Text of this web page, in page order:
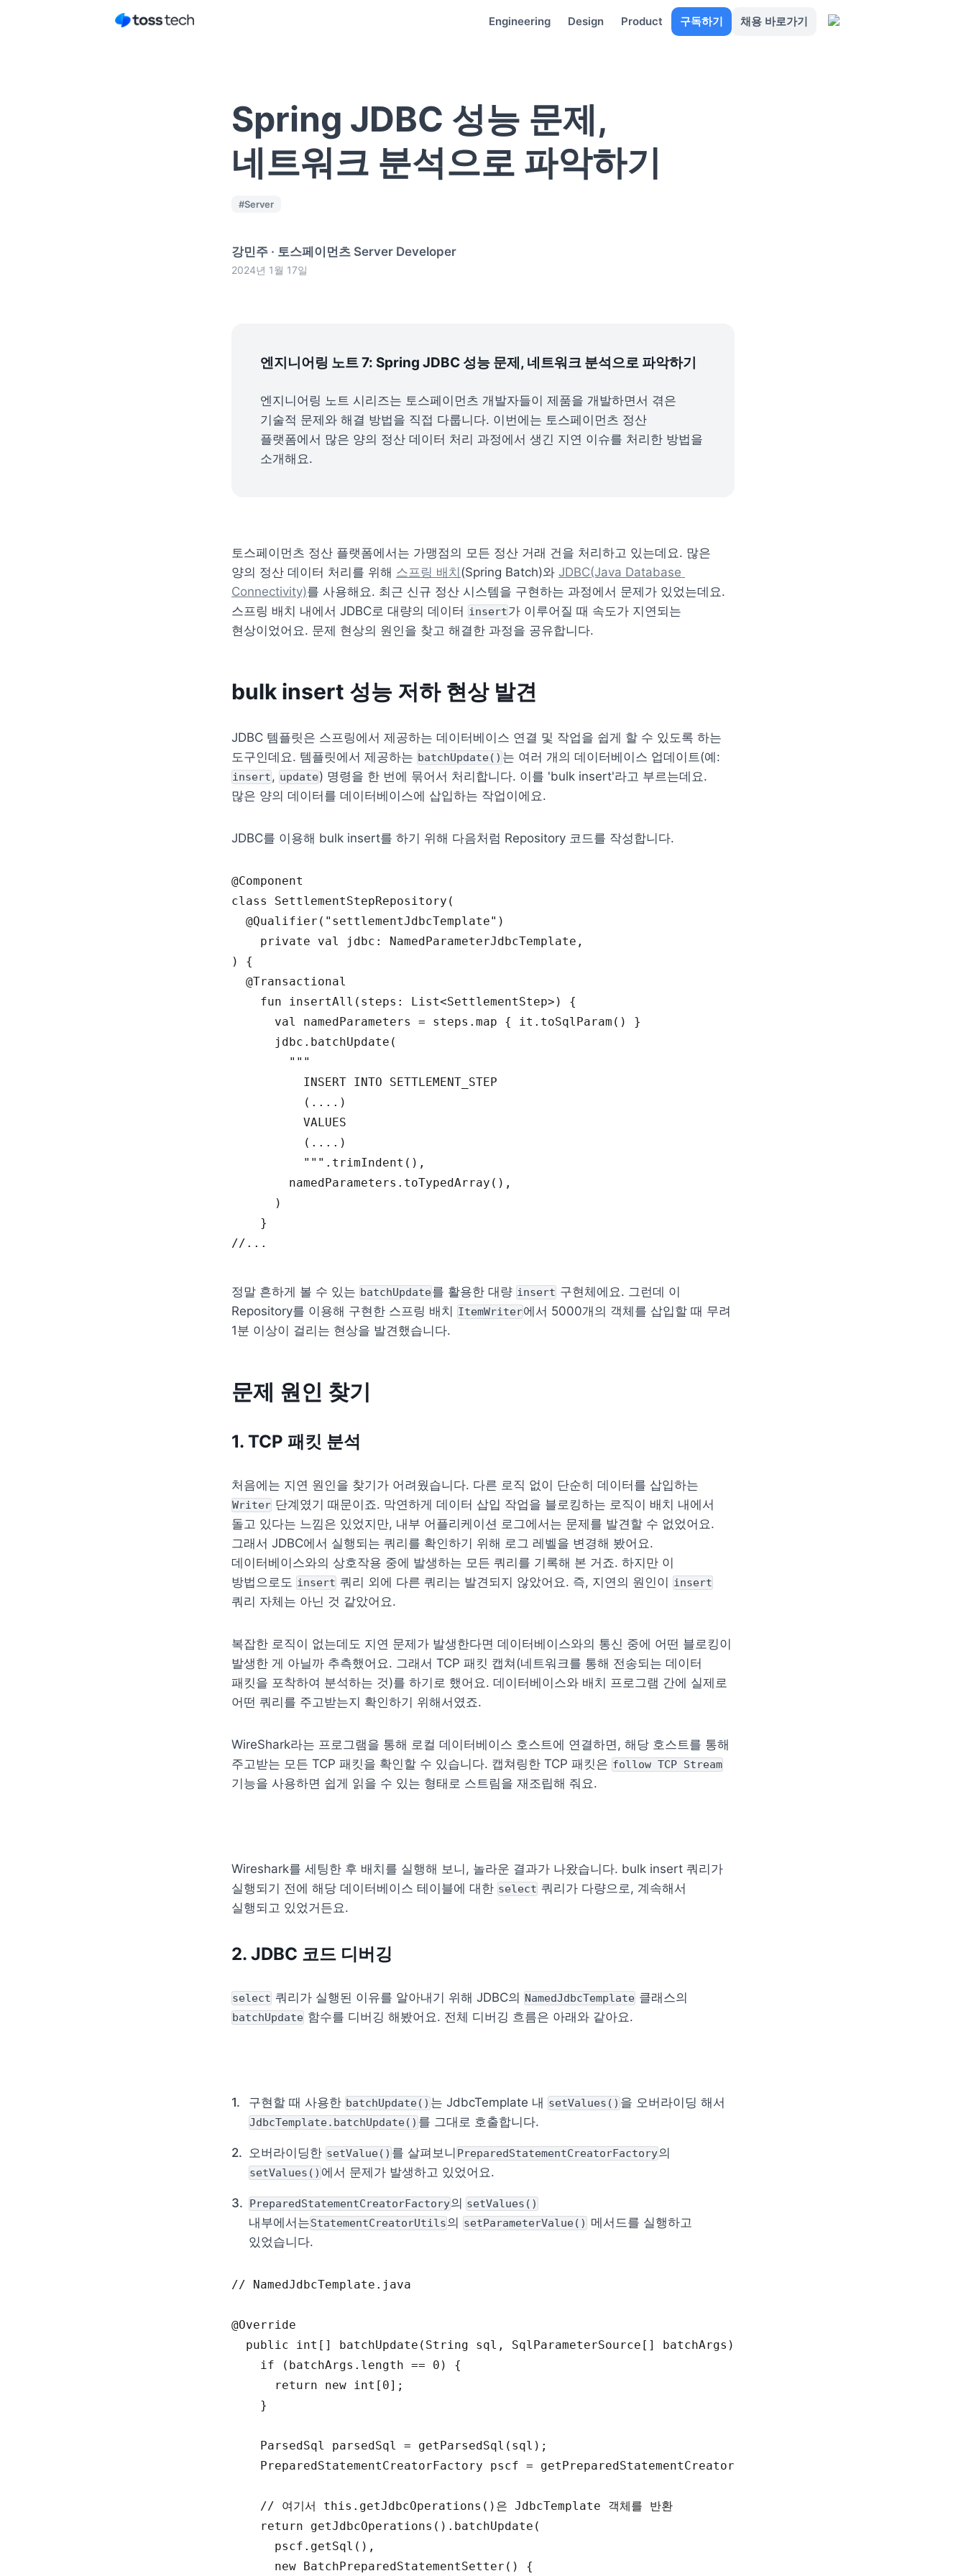
Engineering Design Product 구독하기 채용 바로가기
Spring JDBC 성능 문제,
네트워크 분석으로 파악하기
#Server
강민주 · 토스페이먼츠 Server Developer
2024년 1월 17일
엔지니어링 노트 7: Spring JDBC 성능 문제, 네트워크 분석으로 파악하기
엔지니어링 노트 시리즈는 토스페이먼츠 개발자들이 제품을 개발하면서 겪은
기술적 문제와 해결 방법을 직접 다룹니다. 이번에는 토스페이먼츠 정산
플랫폼에서 많은 양의 정산 데이터 처리 과정에서 생긴 지연 이슈를 처리한 방법을
소개해요.
토스페이먼츠 정산 플랫폼에서는 가맹점의 모든 정산 거래 건을 처리하고 있는데요. 많은
양의 정산 데이터 처리를 위해 스프링 배치 (Spring Batch)와 JDBC(Java Database
Connectivity)를 사용해요. 최근 신규 정산 시스템을 구현하는 과정에서 문제가 있었는데요.
스프링 배치 내에서 JDBC로 대량의 데이터 insert가 이루어질 때 속도가 지연되는
현상이었어요. 문제 현상의 원인을 찾고 해결한 과정을 공유합니다.
bulk insert 성능 저하 현상 발견
JDBC 템플릿은 스프링에서 제공하는 데이터베이스 연결 및 작업을 쉽게 할 수 있도록 하는
도구인데요. 템플릿에서 제공하는 batchUpdate()
insert, update) 명령을 한 번에 묶어서 처리합니다. 이를 'bulk insert'라고 부르는데요.
많은 양의 데이터를 데이터베이스에 삽입하는 작업이에요.
JDBC를 이용해 bulk insert를 하기 위해 다음처럼 Repository 코드를 작성합니다.
@Component
class
SettlementStepRepository (
  @
Qualifier ( "settlementJdbcTemplate" )
private val jdbc : NamedParameterJdbcTemplate ,
)
{
  @
Transactional
fun insertAll ( steps : List<SettlementStep> )
{
val namedParameters = steps . map { it . toSqlParam ( )
}
jdbc . batchUpdate (
"" "
          INSERT INTO SETTLEMENT_STEP
          (....)
          VALUES
          (....)
          "
"" . trimIndent ( ) ,
namedParameters . toTypedArray ( ) ,
)
}
//...
정말 흔하게 볼 수 있는 batchUpdate를 활용한 대량 insert 구현체에요. 그런데 이
Repository를 이용해 구현한 스프링 배치 ItemWriter에서 5000개의 객체를 삽입할 때 무려
1분 이상이 걸리는 현상을 발견했습니다.
문제 원인 찾기
1. TCP 패킷 분석
Writer 단계였기 때문이죠. 막연하게 데이터 삽입 작업을 블로킹하는 로직이 배치 내에서
돌고 있다는 느낌은 있었지만, 내부 어플리케이션 로그에서는 문제를 발견할 수 없었어요.
그래서 JDBC에서 실행되는 쿼리를 확인하기 위해 로그 레벨을 변경해 봤어요.
데이터베이스와의 상호작용 중에 발생하는 모든 쿼리를 기록해 본 거죠. 하지만 이
방법으로도 insert 쿼리 외에 다른 쿼리는 발견되지 않았어요. 즉, 지연의 원인이 insert
쿼리 자체는 아닌 것 같았어요.
복잡한 로직이 없는데도 지연 문제가 발생한다면 데이터베이스와의 통신 중에 어떤 블로킹이
발생한 게 아닐까 추측했어요. 그래서 TCP 패킷 캡쳐(네트워크를 통해 전송되는 데이터
패킷을 포착하여 분석하는 것)를 하기로 했어요. 데이터베이스와 배치 프로그램 간에 실제로
어떤 쿼리를 주고받는지 확인하기 위해서였죠.
WireShark라는 프로그램을 통해 로컬 데이터베이스 호스트에 연결하면, 해당 호스트를 통해
주고받는 모든 TCP 패킷을 확인할 수 있습니다. 캡쳐링한 TCP 패킷은 follow TCP Stream
기능을 사용하면 쉽게 읽을 수 있는 형태로 스트림을 재조립해 줘요.
Wireshark를 세팅한 후 배치를 실행해 보니, 놀라운 결과가 나왔습니다. bulk insert 쿼리가
실행되기 전에 해당 데이터베이스 테이블에 대한 select 쿼리가 다량으로, 계속해서
실행되고 있었거든요.
2. JDBC 코드 디버깅
select 쿼리가 실행된 이유를 알아내기 위해 JDBC의 NamedJdbcTemplate
batchUpdate 함수를 디버깅 해봤어요. 전체 디버깅 흐름은 아래와 같아요.
구현할 때 사용한 batchUpdate() 는 JdbcTemplate 내 setValues()
JdbcTemplate.batchUpdate() 를 그대로 호출합니다.
오버라이딩한 setValue() 를 살펴보니 PreparedStatementCreatorFactory
setValues() 에서 문제가 발생하고 있었어요.
PreparedStatementCreatorFactory의 setValues()
내부에서는StatementCreatorUtils의 setParameterValue() 메서드를 실행하고
있었습니다.
// NamedJdbcTemplate.java
@Override
public int [ ] batchUpdate ( String sql , SqlParameterSource [ ] batchArgs )
if
( batchArgs . length == 0 )
{
return
new int [ 0] ;
}
ParsedSql parsedSql = getParsedSql ( sql ) ;
PreparedStatementCreatorFactory pscf = getPreparedStatementCreatorFactory
// 여기서 this.getJdbcOperations()은 JdbcTemplate 객체를 반환
return
getJdbcOperations ( ) . batchUpdate (
pscf . getSql ( ) ,
new BatchPreparedStatementSetter ( ) {